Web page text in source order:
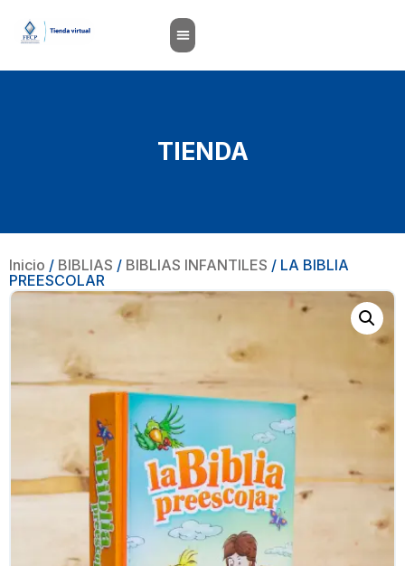
TIENDA
Inicio / BIBLIAS / BIBLIAS INFANTILES / LA BIBLIA
PREESCOLAR